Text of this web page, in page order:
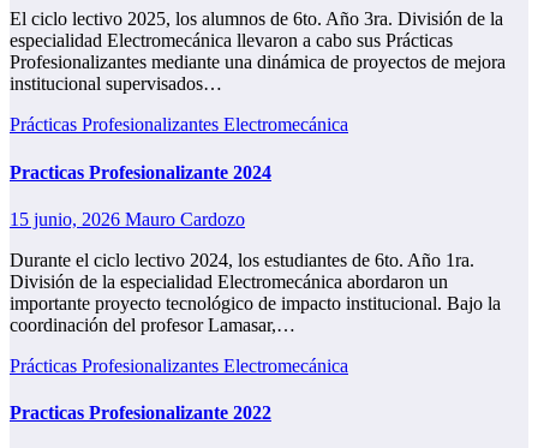
El ciclo lectivo 2025, los alumnos de 6to. Año 3ra. División de la
especialidad Electromecánica llevaron a cabo sus Prácticas
Profesionalizantes mediante una dinámica de proyectos de mejora
institucional supervisados…
Prácticas Profesionalizantes Electromecánica
Practicas Profesionalizante 2024
15 junio, 2026 Mauro Cardozo
Durante el ciclo lectivo 2024, los estudiantes de 6to. Año 1ra.
División de la especialidad Electromecánica abordaron un
importante proyecto tecnológico de impacto institucional. Bajo la
coordinación del profesor Lamasar,…
Prácticas Profesionalizantes Electromecánica
Practicas Profesionalizante 2022